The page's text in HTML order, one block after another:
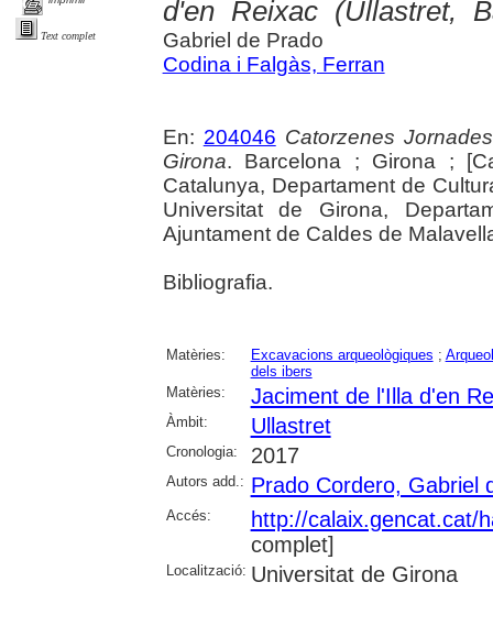
Text complet
d'en Reixac (Ullastret,
Gabriel de Prado
Codina i Falgàs, Ferran
En: 204046 Catorzenes
Girona. Barcelona ; Girona ;
Catalunya, Departament de
Universitat de Girona,
Ajuntament de Caldes de
Bibliografia.
Matèries: Excavacions arqueològiques ;
dels ibers
Matèries:
Jaciment de l'Illa d'en
Àmbit: Ullastret
Cronologia: 2017
Autors add.: Prado Cordero, Gabriel
Accés:
http://calaix.gencat.cat/
complet]
Localització: Universitat de Girona